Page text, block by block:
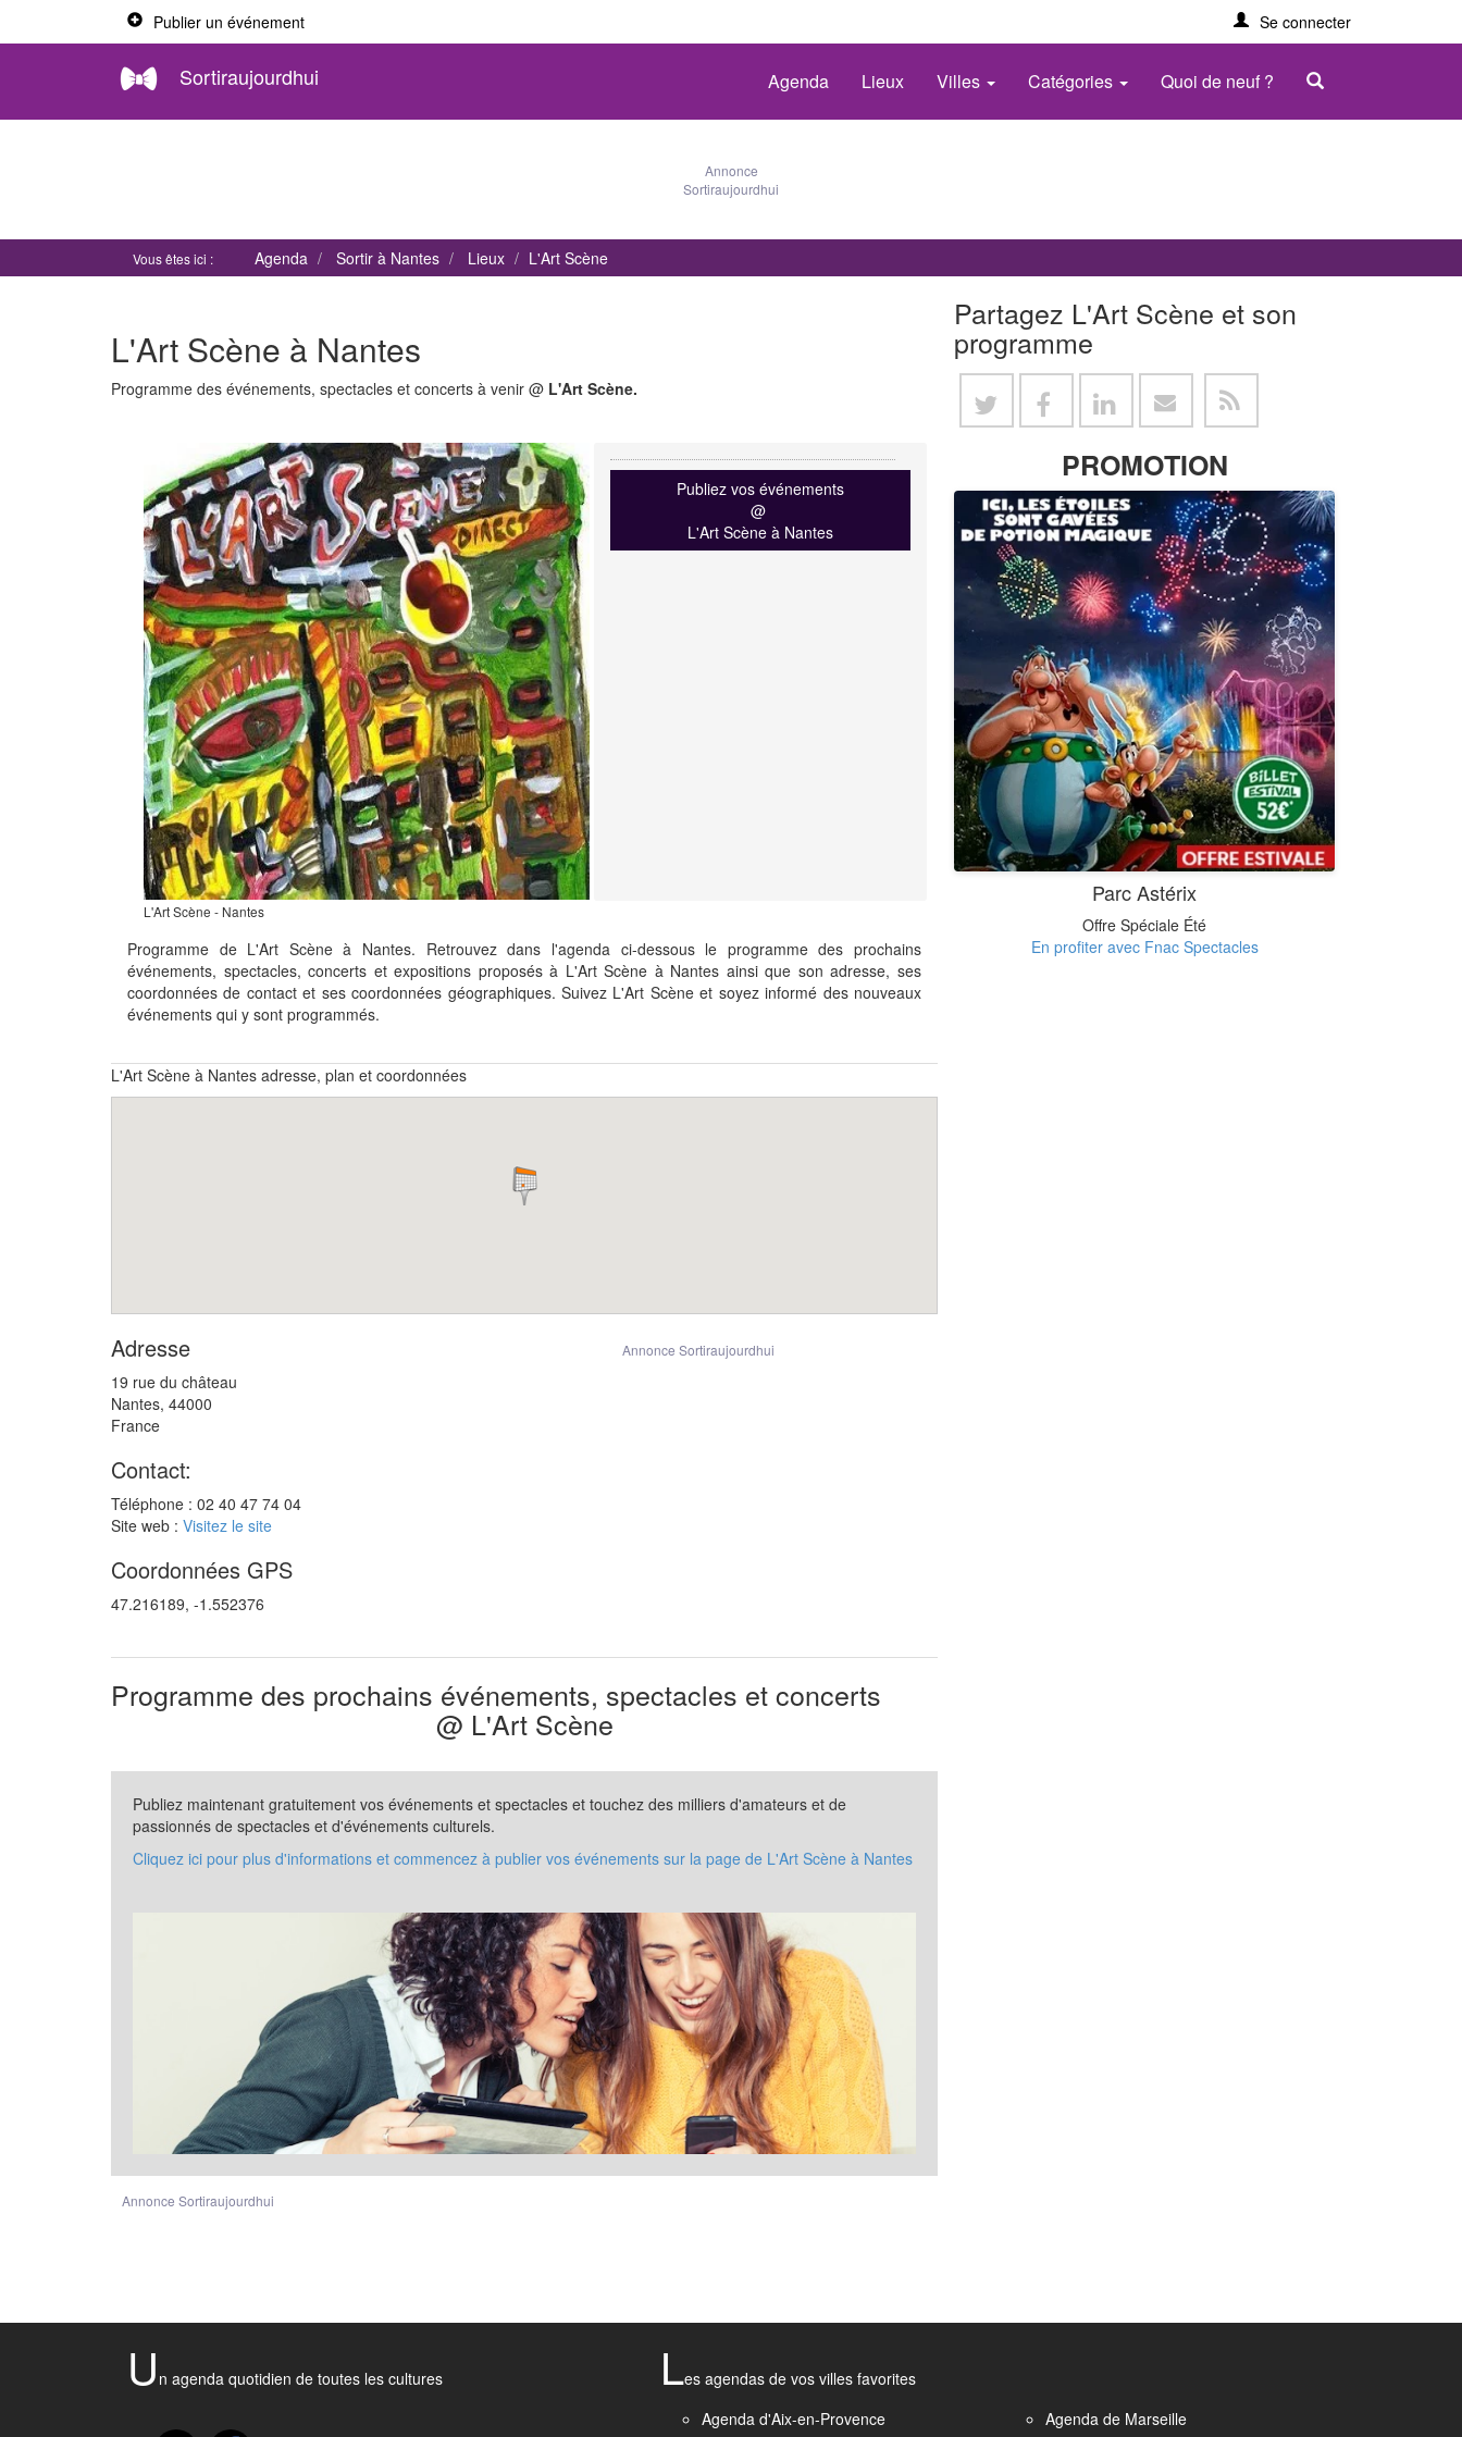
Publier un événement Se connecter
Sortiraujourdhui Agenda Lieux Villes Catégories Quoi de neuf ?
Annonce
Sortiraujourdhui
Vous êtes ici : Agenda Sortir à Nantes Lieux L'Art Scène
L'Art Scène à Nantes
Programme des événements, spectacles et concerts à venir @ L'Art Scène.
L'Art Scène - Nantes
Publiez vos événements
@
L'Art Scène à Nantes
Programme de L'Art Scène à Nantes. Retrouvez dans l'agenda ci-dessous le programme des prochains
événements, spectacles, concerts et expositions proposés à L'Art Scène à Nantes ainsi que son adresse, ses
coordonnées de contact et ses coordonnées géographiques. Suivez L'Art Scène et soyez informé des nouveaux
événements qui y sont programmés.
L'Art Scène à Nantes adresse, plan et coordonnées
Annonce Sortiraujourdhui
Adresse
19 rue du château
Nantes, 44000
France
Contact:
Téléphone : 02 40 47 74 04
Site web : Visitez le site
Coordonnées GPS
47.216189, -1.552376
Programme des prochains événements, spectacles et concerts
@ L'Art Scène
Publiez maintenant gratuitement vos événements et spectacles et touchez des milliers d'amateurs et de
passionnés de spectacles et d'événements culturels.
Cliquez ici pour plus d'informations et commencez à publier vos événements sur la page de L'Art Scène à Nantes
Annonce Sortiraujourdhui
Partagez L'Art Scène et son
programme
PROMOTION
Parc Astérix
Offre Spéciale Été
En profiter avec Fnac Spectacles
U n agenda quotidien de toutes les cultures Les agendas de vos villes favorites
Agenda d'Aix-en-Provence
Agenda de Marseille